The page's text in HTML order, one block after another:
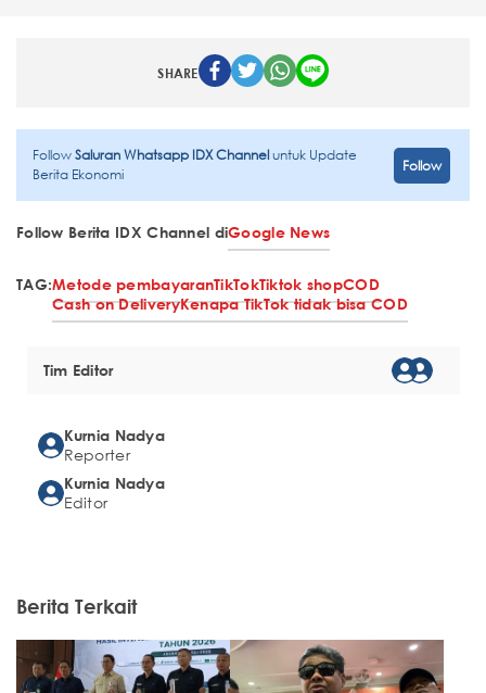
SHARE
FollowSaluran Whatsapp IDX Channeluntuk Update
Berita Ekonomi
Follow
Follow Berita IDX Channel diGoogle News
TAG:Metode pembayaranTikTokTiktok shopCOD
Cash on DeliveryKenapa TikTok tidak bisa COD
Tim Editor
Kurnia Nadya
Reporter
Kurnia Nadya
Editor
Berita Terkait